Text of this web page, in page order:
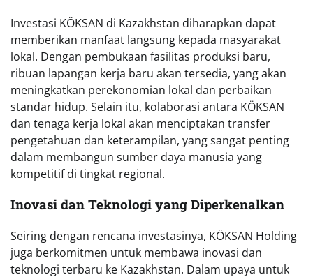
Investasi KÖKSAN di Kazakhstan diharapkan dapat
memberikan manfaat langsung kepada masyarakat
lokal. Dengan pembukaan fasilitas produksi baru,
ribuan lapangan kerja baru akan tersedia, yang akan
meningkatkan perekonomian lokal dan perbaikan
standar hidup. Selain itu, kolaborasi antara KÖKSAN
dan tenaga kerja lokal akan menciptakan transfer
pengetahuan dan keterampilan, yang sangat penting
dalam membangun sumber daya manusia yang
kompetitif di tingkat regional.
Inovasi dan Teknologi yang Diperkenalkan
Seiring dengan rencana investasinya, KÖKSAN Holding
juga berkomitmen untuk membawa inovasi dan
teknologi terbaru ke Kazakhstan. Dalam upaya untuk